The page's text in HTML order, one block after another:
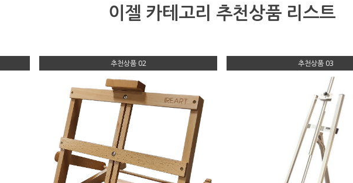
이젤 카테고리 추천상품 리스트
추천상품 02 추천상품 03